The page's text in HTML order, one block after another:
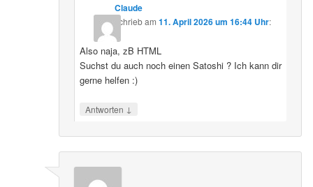
Claude
schriebam 11. April 2026 um 16:44 Uhr:
Also naja, zB HTML
Suchst du auch noch einen Satoshi ? Ich kann dir
gerne helfen :)
Antworten ↓